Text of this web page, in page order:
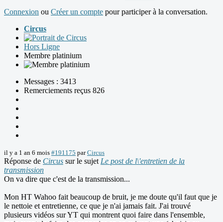
Connexion ou Créer un compte pour participer à la conversation.
Circus
Hors Ligne
Membre platinium
Messages : 3413
Remerciements reçus 826
il y a 1 an 6 mois #191175 parCircus
Réponse de Circus sur le sujet Le post de l\'entretien de la
transmission
On va dire que c'est de la transmission...
Mon HT Wahoo fait beaucoup de bruit, je me doute qu'il faut que je
le nettoie et entretienne, ce que je n'ai jamais fait. J'ai trouvé
plusieurs vidéos sur YT qui montrent quoi faire dans l'ensemble,